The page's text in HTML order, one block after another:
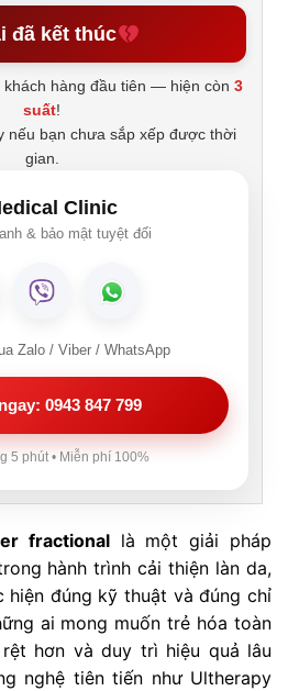
đã kết thúc
khách hàng đầu tiên — hiện còn3
suất!
nếu bạn chưa sắp xếp được thời
gian.
Clinic
& bảo mật tuyệt đối
Zalo / Viber / WhatsApp
0943 847 799
5 phút • Miễn phí 100%
fractionallà một giải pháp
hành trình cải thiện làn da,
đúng kỹ thuật và đúng chỉ
ai mong muốn trẻ hóa toàn
hơn và duy trì hiệu quả lâu
nghệ tiên tiến như Ultherapy